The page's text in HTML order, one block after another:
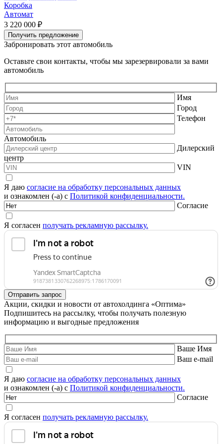
Коробка
Автомат
3 220 000 ₽
Получить предложение
Забронировать этот автомобиль
Оставьте свои контакты, чтобы мы зарезервировали за вами
автомобиль
Имя
Город
Телефон
Автомобиль
Дилерский
центр
VIN
Я даю согласие на обработку персональных данных
и ознакомлен (-а) с Политикой конфиденциальности.
Согласие
Я согласен получать рекламную рассылку.
Акции, скидки и новости от автохолдинга «Оптима»
Подпишитесь на рассылку, чтобы получать полезную
информацию и выгодные предложения
Ваше Имя
Ваш e-mail
Я даю согласие на обработку персональных данных
и ознакомлен (-а) с Политикой конфиденциальности.
Согласие
Я согласен получать рекламную рассылку.